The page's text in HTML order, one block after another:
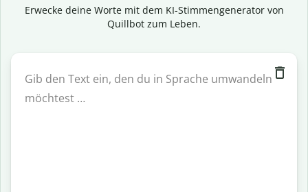
Erwecke deine Worte mit dem KI-Stimmengenerator von
Quillbot zum Leben.